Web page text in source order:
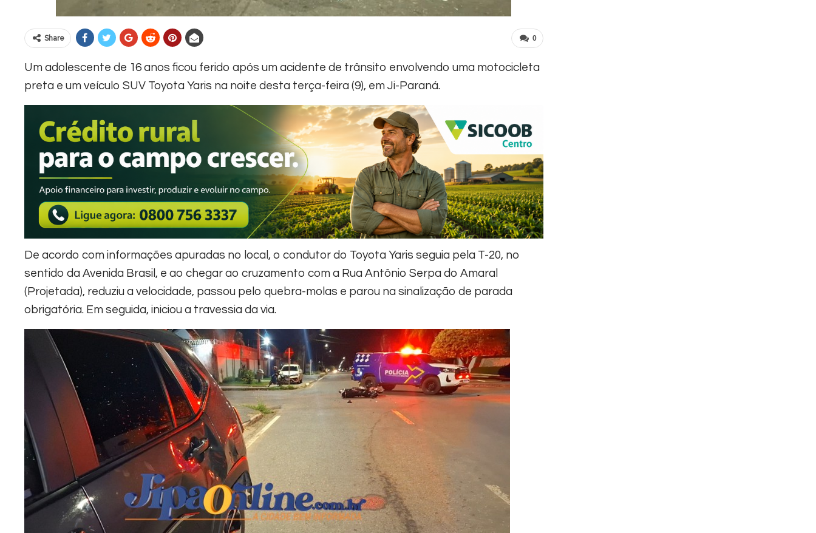
0
Share
Um adolescente de 16 anos ficou ferido após um acidente de trânsito envolvendo uma motocicleta
preta e um veículo SUV Toyota Yaris na noite desta terça-feira (9), em Ji-Paraná.
De acordo com informações apuradas no local, o condutor do Toyota Yaris seguia pela T-20, no
sentido da Avenida Brasil, e ao chegar ao cruzamento com a Rua Antônio Serpa do Amaral
(Projetada), reduziu a velocidade, passou pelo quebra-molas e parou na sinalização de parada
obrigatória. Em seguida, iniciou a travessia da via.